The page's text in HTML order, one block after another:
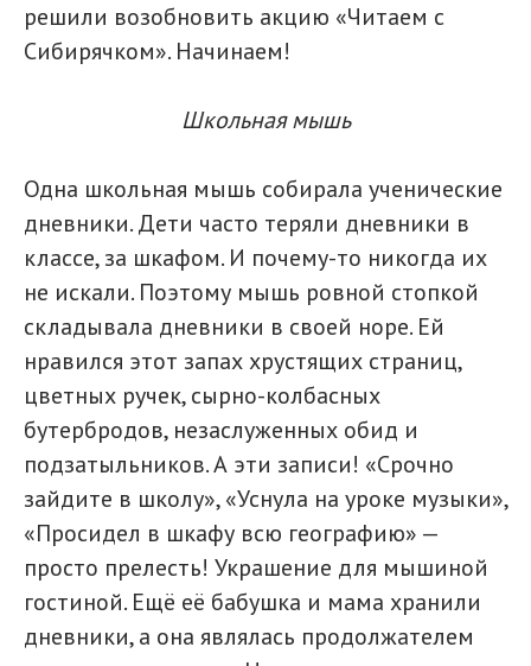
решили возобновить акцию «Читаем с
Сибирячком». Начинаем!
Школьная мышь
Одна школьная мышь собирала ученические
дневники. Дети часто теряли дневники в
классе, за шкафом. И почему-то никогда их
не искали. Поэтому мышь ровной стопкой
складывала дневники в своей норе. Ей
нравился этот запах хрустящих страниц,
цветных ручек, сырно-колбасных
бутербродов, незаслуженных обид и
подзатыльников. А эти записи! «Срочно
зайдите в школу», «Уснула на уроке музыки»,
«Просидел в шкафу всю географию» —
просто прелесть! Украшение для мышиной
гостиной. Ещё её бабушка и мама хранили
дневники, а она являлась продолжателем